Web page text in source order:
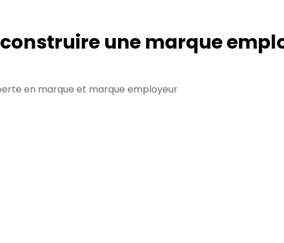
une marque
en marque et marque employeur